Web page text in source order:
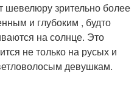
зрительно более
и глубоким , будто
на солнце. Это
не только на русых и
девушкам.